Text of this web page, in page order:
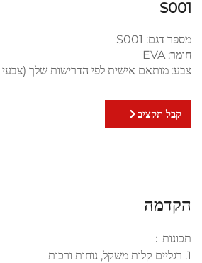
S001
מספר דגם: S001
חומר: EVA
צבע: מותאם אישית לפי הדרישות שלך (צבעי Pantone זמינים)
קבל תקציב
הקדמה
תכונות：
1. רגליים קלות משקל, נוחות ורכות